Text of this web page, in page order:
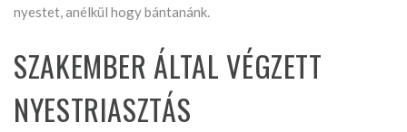
nyestet, anélkül hogy bántanánk.
SZAKEMBER ÁLTAL VÉGZETT
NYESTRIASZTÁS